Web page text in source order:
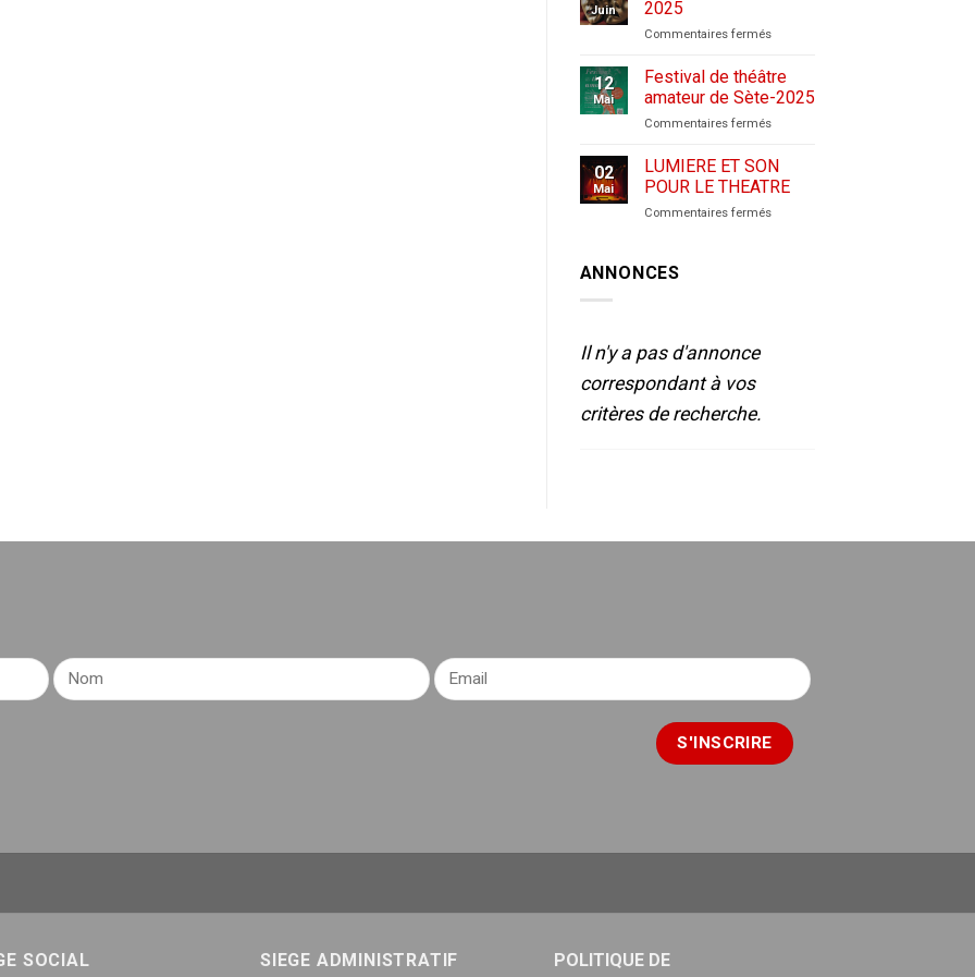
Juin
2025
Commentaires ferméssur
–
2025
12
Mai
Festival de théâtre
amateur de Sète-2025
Commentaires ferméssur
de
théâtre
amateur
de
02
Mai
LUMIERE ET SON
POUR LE THEATRE
Commentaires ferméssur
ANNONCES
Il n'y a pas d'annonce
correspondant à vos
critères de recherche.
SOCIAL SIEGE ADMINISTRATIF
POLITIQUE DE